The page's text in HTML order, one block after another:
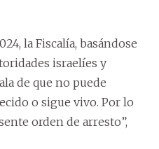
la Fiscalía, basándose
israelíes y
de que no puede
o sigue vivo. Por lo
orden de arresto”,